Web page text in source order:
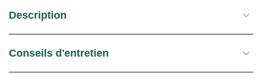
Description
Conseils d'entretien